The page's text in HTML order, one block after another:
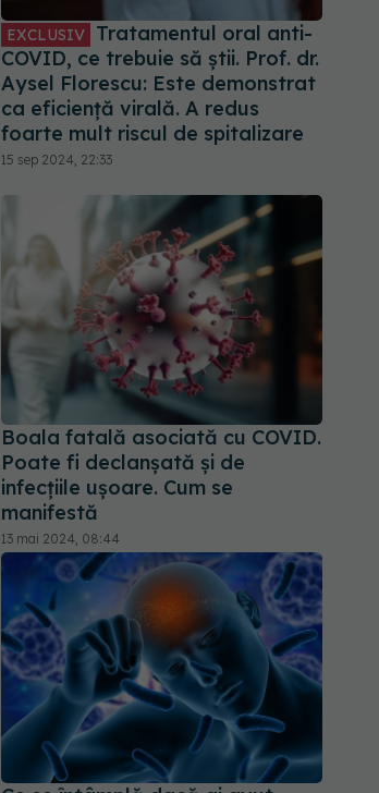
EXCLUSIV
Tratamentul oral anti-
COVID, ce trebuie să știi. Prof. dr.
Aysel Florescu: Este demonstrat
ca eficiență virală. A redus
foarte mult riscul de spitalizare
15 sep 2024, 22:33
Boala fatală asociată cu COVID.
Poate fi declanșată și de
infecțiile ușoare. Cum se
manifestă
13 mai 2024, 08:44